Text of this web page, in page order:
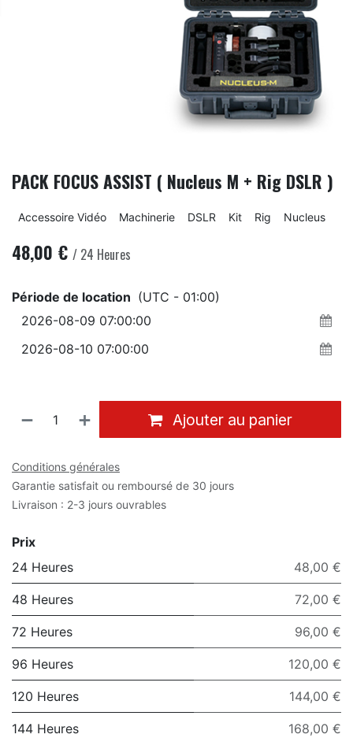
PACK FOCUS ASSIST ( Nucleus M + Rig DSLR )
Accessoire Vidéo Machinerie DSLR Kit Rig Nucleus
48,00 € / 24 Heures
Période de location (UTC - 01:00)
Ajouter au panier
Conditions générales
Garantie satisfait ou remboursé de 30 jours
Livraison : 2-3 jours ouvrables
Prix
24 Heures
48,00 €
48 Heures 72,00 €
72 Heures 96,00 €
96 Heures 120,00 €
120 Heures 144,00 €
144 Heures 168,00 €